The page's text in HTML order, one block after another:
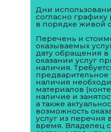
Дни
согласно
в порядке живой
Перечень и
оказываемых
дату обращения в
оказании услуг
наличия.
предварительное
наличия
материалов
наличие и
а также
возможность
услуг из перечня
время. Владелец